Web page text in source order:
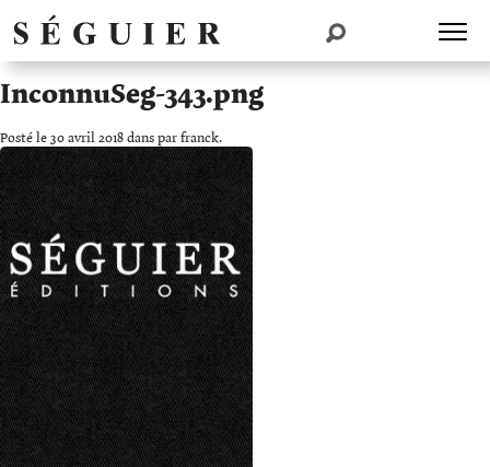
InconnuSeg-343.png
Posté le 30 avril 2018 dans par franck.